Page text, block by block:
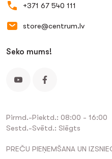
+371 67 540 111
store@centrum.lv
Seko mums!
Pirmd.-Piektd.: 08:00 - 16:00
Sestd.-Svētd.: Slēgts
PREČU PIEŅEMŠANA UN